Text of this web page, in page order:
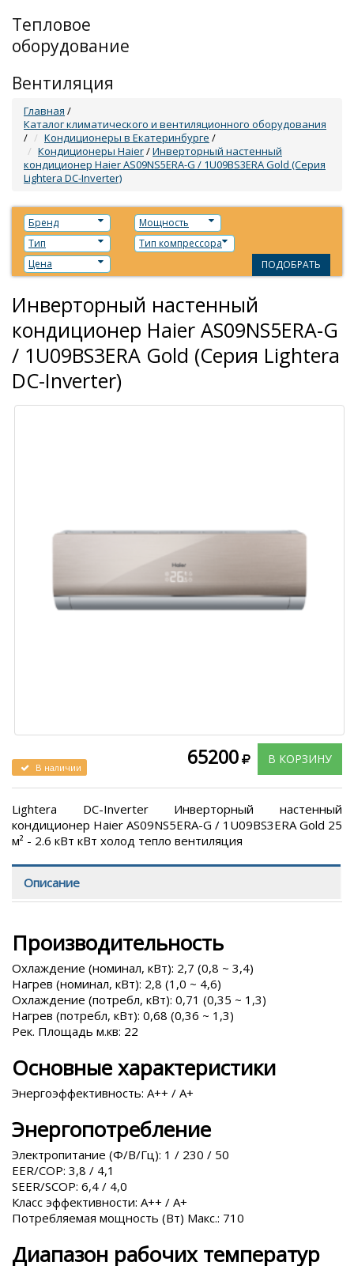
Тепловое
оборудование
Вентиляция
Главная /
Каталог климатического и вентиляционного оборудования
/
Кондиционеры в Екатеринбурге /
Кондиционеры Haier/Инверторный настенный
кондиционер Haier AS09NS5ERA-G / 1U09BS3ERA Gold (Серия
Lightera DC-Inverter)
Бренд
Мощность
Тип
Тип компрессора
Цена
ПОДОБРАТЬ
Инверторный настенный
кондиционер Haier AS09NS5ERA-G
/ 1U09BS3ERA Gold (Серия Lightera
DC-Inverter)
В КОРЗИНУ
65200
В наличии
Lightera DC-Inverter Инверторный настенный
кондиционер Haier AS09NS5ERA-G / 1U09BS3ERA Gold 25
м² - 2.6 кВт кВт холод тепло вентиляция
Описание
Производительность
Охлаждение (номинал, кВт): 2,7 (0,8 ~ 3,4)
Нагрев (номинал, кВт): 2,8 (1,0 ~ 4,6)
Охлаждение (потребл, кВт): 0,71 (0,35 ~ 1,3)
Нагрев (потребл, кВт): 0,68 (0,36 ~ 1,3)
Рек. Площадь м.кв: 22
Основные характеристики
Энергоэффективность: A++ / A+
Энергопотребление
Электропитание (Ф/В/Гц): 1 / 230 / 50
EER/COP: 3,8 / 4,1
SEER/SCOP: 6,4 / 4,0
Класс эффективности: A++ / A+
Потребляемая мощность (Вт) Макс.: 710
Диапазон рабочих температур